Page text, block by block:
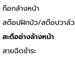
ก๊อกล้างหน้า
สต๊อปฝักบัว/สต๊อปวาล์ว
สะดืออ่างล้างหน้า
สายฉีดชำระ